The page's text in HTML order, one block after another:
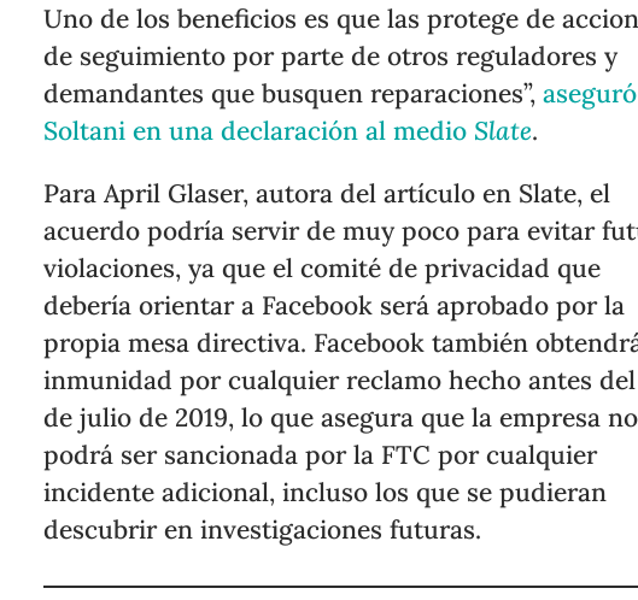
Uno de los beneficios es que las protege de
de seguimiento por parte de otros reguladores y
demandantes que busquen reparaciones”,aseguró
Soltani en una declaración al medio Slate.
Para April Glaser, autora del artículo en Slate, el
acuerdo podría servir de muy poco para evitar
violaciones, ya que el comité de privacidad que
debería orientar a Facebook será aprobado por la
propia mesa directiva. Facebook también
inmunidad por cualquier reclamo hecho antes del
de julio de 2019, lo que asegura que la empresa no
podrá ser sancionada por la FTC por cualquier
incidente adicional, incluso los que se pudieran
descubrir en investigaciones futuras.